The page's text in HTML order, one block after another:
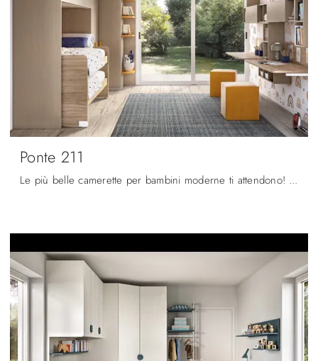
Ponte 211
Le più belle camerette per bambini moderne ti attendono! Scopri il modello Ponte 211 di Zg Mobili.